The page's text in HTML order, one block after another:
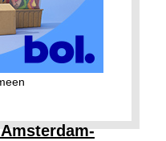
te maken
opsomming